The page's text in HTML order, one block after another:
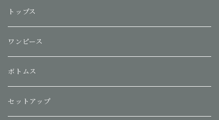
トップス
ワンピース
ボトムス
セットアップ